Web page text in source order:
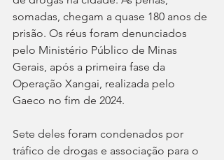
somadas, chegam a quase 180 anos de
prisão. Os réus foram denunciados
pelo Ministério Público de Minas
Gerais, após a primeira fase da
Operação Xangai, realizada pelo
Gaeco no fim de 2024.
Sete deles foram condenados por
tráfico de drogas e associação para o